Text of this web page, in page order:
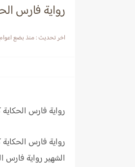
رواية فارس
اخر تحديث :منذ بضع
رواية فارس الحكاية
رواية فارس
الشهير رواية